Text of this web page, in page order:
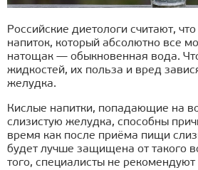
Российские диетологи считают,
напиток, который абсолютно все
натощак — обыкновенная вода.
жидкостей, их польза и вред
желудка.
Кислые напитки, попадающие на
слизистую желудка, способны
время как после приёма пищи
будет лучше защищена от такого
того, специалисты не рекомендуют